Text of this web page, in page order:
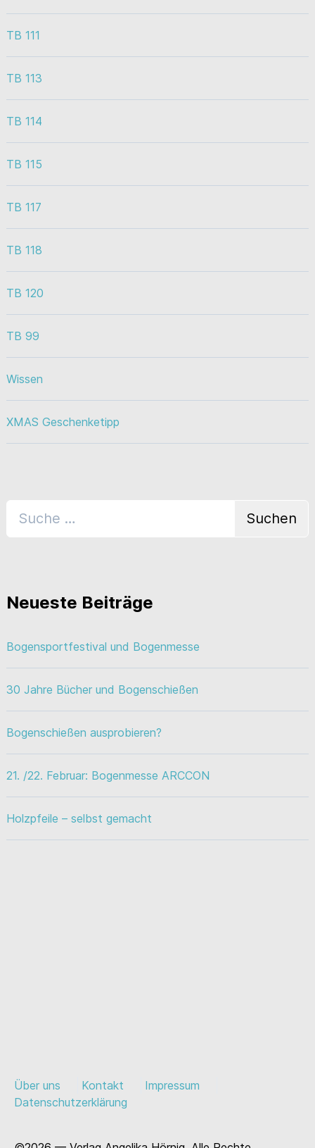
TB 111
TB 113
TB 114
TB 115
TB 117
TB 118
TB 120
TB 99
Wissen
XMAS Geschenketipp
Neueste Beiträge
Bogensportfestival und Bogenmesse
30 Jahre Bücher und Bogenschießen
Bogenschießen ausprobieren?
21. /22. Februar: Bogenmesse ARCCON
Holzpfeile – selbst gemacht
Über uns Kontakt
Impressum
Datenschutzerklärung